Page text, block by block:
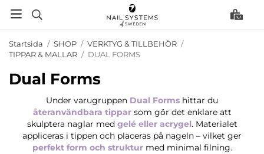
Startsida / SHOP / VERKTYG & TILLBEHÖR /
TIPPAR & MALLAR / DUAL FORMS
Dual Forms
Under varugruppen Dual Forms hittar du
återanvändbara tipparsom gör det enklare att
skulptera naglar med gelé eller acrygel. Materialet
appliceras i tippen och placeras på nageln – vilket ger
perfekt form och strukturmed minimal filning.